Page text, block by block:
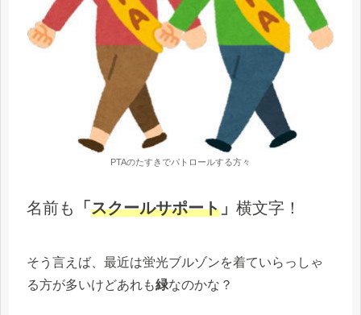
PTAのたすきでパトロールする方々
名前も 「 スクールサポート 」 横文字！
そう言えば、最近は蛍光ブルゾンを着ていらっしゃ
る方が多いけどあれも緑なのかな？